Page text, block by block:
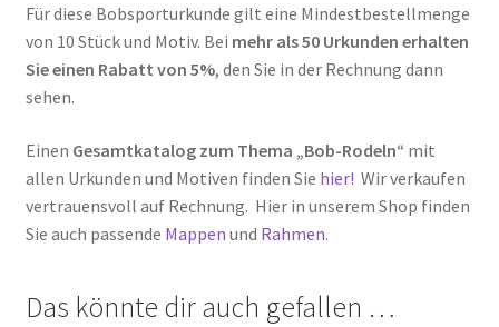
Für diese Bobsporturkunde gilt eine Mindestbestellmenge
von 10 Stück und Motiv. Bei mehr als 50 Urkunden erhalten
Sie einen Rabatt von 5%, den Sie in der Rechnung dann
sehen.
Einen Gesamtkatalog zum Thema „Bob-Rodeln“ mit
allen Urkunden und Motiven finden Sie hier! Wir verkaufen
vertrauensvoll auf Rechnung. Hier in unserem Shop finden
Sie auch passende Mappen und Rahmen.
Das könnte dir auch gefallen …